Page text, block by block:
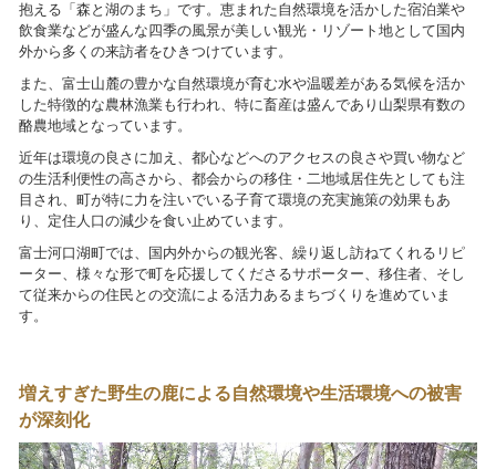
抱える「森と湖のまち」です。恵まれた自然環境を活かした宿泊業や
飲食業などが盛んな四季の風景が美しい観光・リゾート地として国内
外から多くの来訪者をひきつけています。
また、富士山麓の豊かな自然環境が育む水や温暖差がある気候を活か
した特徴的な農林漁業も行われ、特に畜産は盛んであり山梨県有数の
酪農地域となっています。
近年は環境の良さに加え、都心などへのアクセスの良さや買い物など
の生活利便性の高さから、都会からの移住・二地域居住先としても注
目され、町が特に力を注いでいる子育て環境の充実施策の効果もあ
り、定住人口の減少を食い止めています。
富士河口湖町では、国内外からの観光客、繰り返し訪ねてくれるリピ
ーター、様々な形で町を応援してくださるサポーター、移住者、そし
て従来からの住民との交流による活力あるまちづくりを進めていま
す。
増えすぎた野生の鹿による自然環境や生活環境への被害
が深刻化